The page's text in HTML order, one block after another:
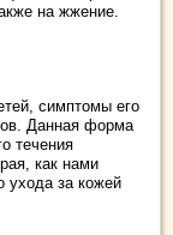
на жжение.
симптомы его
Данная форма
течения
как нами
ухода за кожей